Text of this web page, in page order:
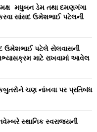
R
H
મધુબન ડેમ તથા દમણગંગા
કરવા સાંસદ ઉમેશભાઈ પટેલની
ઉમેશભાઈ પટેલે સેલવાસની
માટે રાખવામાં આવેલ
ચણ નાંખવા પર પ્રતિબંધ
સ્‍થાનિક સ્‍વરાજ્‍યની